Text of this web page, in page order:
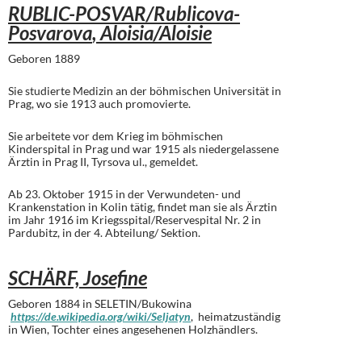
RUBLIC-POSVAR/Rublicova-
Posvarova, Aloisia/Aloisie
Geboren 1889
Sie studierte Medizin an der böhmischen Universität in
Prag, wo sie 1913 auch promovierte.
Sie arbeitete vor dem Krieg im böhmischen
Kinderspital in Prag und war 1915 als niedergelassene
Ärztin in Prag II, Tyrsova ul., gemeldet.
Ab 23. Oktober 1915 in der Verwundeten- und
Krankenstation in Kolin tätig, findet man sie als Ärztin
im Jahr 1916 im Kriegsspital/Reservespital Nr. 2 in
Pardubitz, in der 4. Abteilung/ Sektion.
SCHÄRF, Josefine
Geboren 1884 in SELETIN/Bukowina
https://de.wikipedia.org/wiki/Seljatyn, heimatzuständig
in Wien, Tochter eines angesehenen Holzhändlers.